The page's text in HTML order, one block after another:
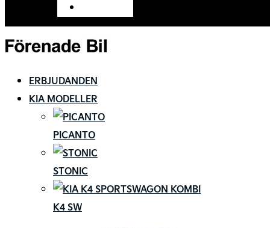
ERBJUDANDEN
KIA MODELLER
PICANTO
STONIC
K4 SW